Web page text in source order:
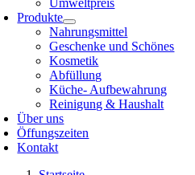
Umweltpreis
Produkte
Nahrungsmittel
Geschenke und Schönes
Kosmetik
Abfüllung
Küche- Aufbewahrung
Reinigung & Haushalt
Über uns
Öffungszeiten
Kontakt